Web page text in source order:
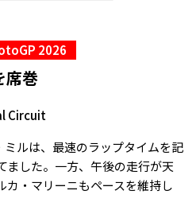
2026
席巻
Circuit
ミルは、最速のラップタイムを記
ました。一方、午後の走行が天
カ・マリーニもペースを維持し